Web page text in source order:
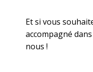
Et si vous
accompagné
nous !